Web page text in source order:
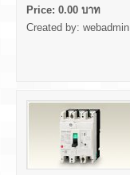
Price: 0.00 บาท
Created by: webadmin